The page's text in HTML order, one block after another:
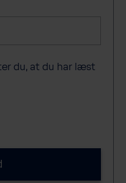
du, at du har læst